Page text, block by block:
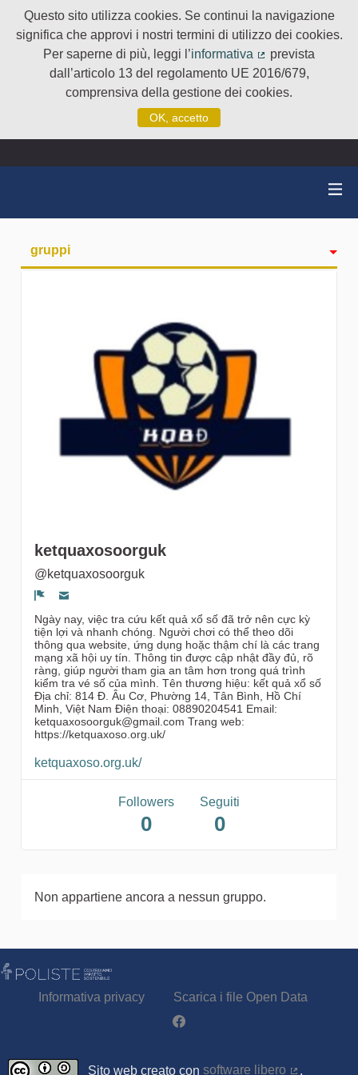
Questo sito utilizza cookies. Se continui la navigazione
significa che approvi i nostri termini di utilizzo dei cookies.
Per saperne di più, leggi l’informativa
(Collegamento
prevista
dall’articolo 13 del regolamento UE 2016/679,
comprensiva della gestione dei cookies.
OK, accetto
gruppi
ketquaxosoorguk
@ketquaxosoorguk
Segnala un problema
Ngày nay, việc tra cứu kết quả xổ số đã trở nên cực kỳ
tiện lợi và nhanh chóng. Người chơi có thể theo dõi
thông qua website, ứng dụng hoặc thậm chí là các trang
mạng xã hội uy tín. Thông tin được cập nhật đầy đủ, rõ
ràng, giúp người tham gia an tâm hơn trong quá trình
kiểm tra vé số của mình. Tên thương hiệu: kết quả xổ số
Địa chỉ: 814 Đ. Âu Cơ, Phường 14, Tân Bình, Hồ Chí
Minh, Việt Nam Điện thoại: 08890204541 Email:
ketquaxosoorguk@gmail.com Trang web:
https://ketquaxoso.org.uk/
ketquaxoso.org.uk/
Followers
0
Seguiti
0
Non appartiene ancora a nessun gruppo.
Informativa privacy
Scarica i file Open Data
Partecipa - Poliste su Facebook
Sito web creato con software libero .